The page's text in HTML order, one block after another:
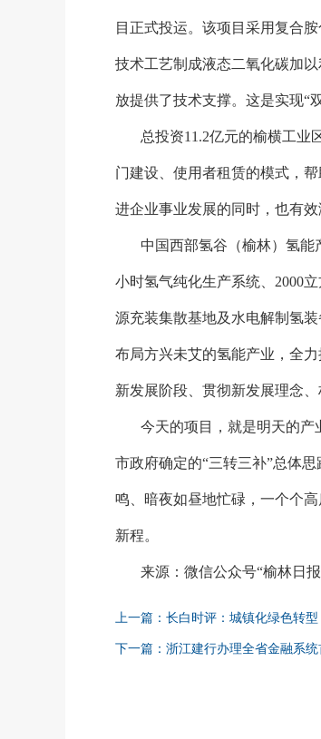
目正式投运。该项目采用复合
技术工艺制成液态二氧化碳加
放提供了技术支撑。这是实现“
总投资11.2亿元的榆横工业
门建设、使用者租赁的模式，
进企业事业发展的同时，也有
中国西部氢谷（榆林）氢
小时氢气纯化生产系统、2000
源充装集散基地及水电解制氢
布局方兴未艾的氢能产业，全
新发展阶段、贯彻新发展理念
今天的项目，就是明天的产
市政府确定的“三转三补”总体
鸣、暗夜如昼地忙碌，一个个
新程。
来源：微信公众号“榆林日
上一篇：长白时评：城镇化绿色转型
下一篇：浙江建行办理全省金融系